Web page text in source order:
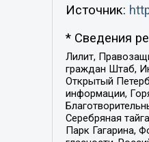
Источник:
* Сведения
Лилит,
граждан Штаб,
Открытый
информации,
Серебряная
Парк Гагарина,